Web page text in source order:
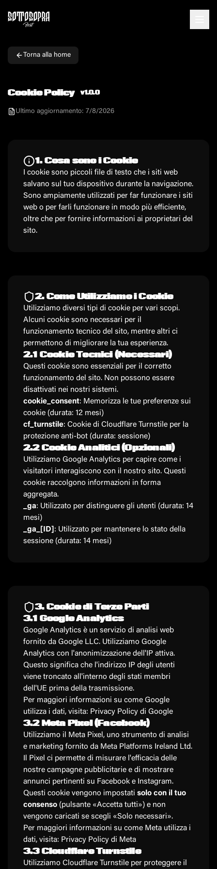
Torna alla home
Cookie Policy v1.0.0
Ultimo aggiornamento: 7/8/2026
1. Cosa sono i Cookie
I cookie sono piccoli file di testo che i siti web
salvano sul tuo dispositivo durante la navigazione.
Sono ampiamente utilizzati per far funzionare i siti
web o per farli funzionare in modo più efficiente,
oltre che per fornire informazioni ai proprietari del
sito.
2. Come Utilizziamo i Cookie
Utilizziamo diversi tipi di cookie per vari scopi.
Alcuni cookie sono necessari per il
funzionamento tecnico del sito, mentre altri ci
permettono di migliorare la tua esperienza.
2.1 Cookie Tecnici (Necessari)
Questi cookie sono essenziali per il corretto
funzionamento del sito. Non possono essere
disattivati nei nostri sistemi.
cookie_consent: Memorizza le tue preferenze sui
cookie (durata: 12 mesi)
cf_turnstile: Cookie di Cloudflare Turnstile per la
protezione anti-bot (durata: sessione)
2.2 Cookie Analitici (Opzionali)
Utilizziamo Google Analytics per capire come i
visitatori interagiscono con il nostro sito. Questi
cookie raccolgono informazioni in forma
aggregata.
_ga: Utilizzato per distinguere gli utenti (durata: 14
mesi)
_ga_[ID] : Utilizzato per mantenere lo stato della
sessione (durata: 14 mesi)
3. Cookie di Terze Parti
3.1 Google Analytics
Google Analytics è un servizio di analisi web
fornito da Google LLC. Utilizziamo Google
Analytics con l'anonimizzazione dell'IP attiva.
Questo significa che l'indirizzo IP degli utenti
viene troncato all'interno degli stati membri
dell'UE prima della trasmissione.
Per maggiori informazioni su come Google
utilizza i dati, visita: Privacy Policy di Google
3.2 Meta Pixel (Facebook)
Utilizziamo il Meta Pixel, uno strumento di analisi
e marketing fornito da Meta Platforms Ireland Ltd.
Il Pixel ci permette di misurare l'efficacia delle
nostre campagne pubblicitarie e di mostrare
annunci pertinenti su Facebook e Instagram.
Questi cookie vengono impostati solo con il tuo
consenso (pulsante «Accetta tutti») e non
vengono caricati se scegli «Solo necessari».
Per maggiori informazioni su come Meta utilizza i
dati, visita: Privacy Policy di Meta
3.3 Cloudflare Turnstile
Utilizziamo Cloudflare Turnstile per proteggere il